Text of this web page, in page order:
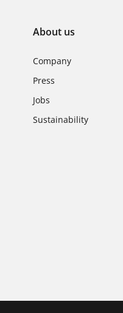
About us
Company
Press
Jobs
Sustainability